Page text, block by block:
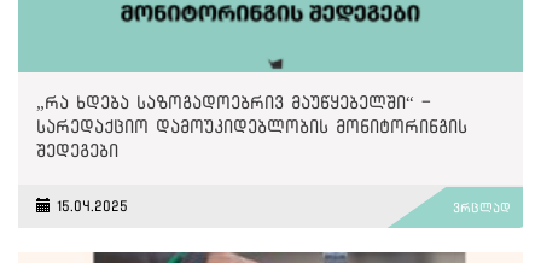
„რა ხდება საზოგადოებრივ მაუწყებელში“ -
სარედაქციო დამოუკიდებლობის მონიტორინგის
შედეგები
15.04.2025 ვრცლად